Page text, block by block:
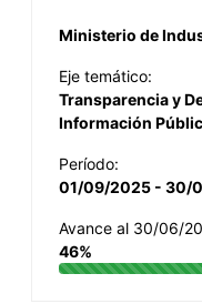
Ministerio de
Eje temático:
Transparencia y
Información
Período:
01/09/2025 - 30/
Avance al 30/06/
46%